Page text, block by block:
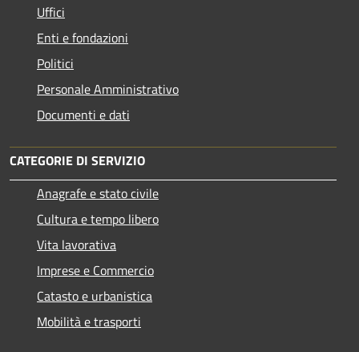
Uffici
Enti e fondazioni
Politici
Personale Amministrativo
Documenti e dati
CATEGORIE DI SERVIZIO
Anagrafe e stato civile
Cultura e tempo libero
Vita lavorativa
Imprese e Commercio
Catasto e urbanistica
Mobilità e trasporti